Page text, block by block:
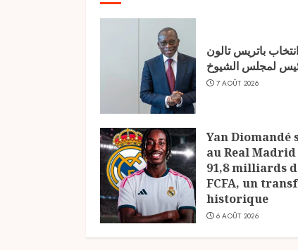
باتريس تالون
لمجلس الشيوخ
7 AOÛT 2026
Yan Diomandé
au Real
91,8 milliards
FCFA, un
historique
6 AOÛT 2026